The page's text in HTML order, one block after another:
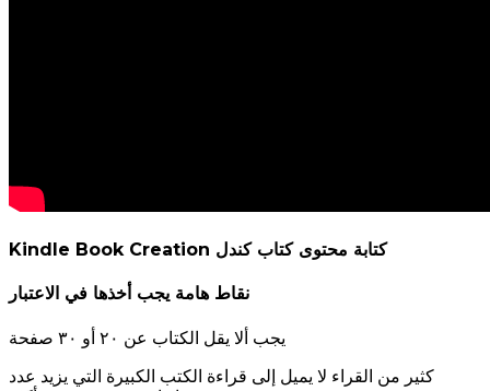
Kindle Book Creation كتابة محتوى كتاب كندل
نقاط هامة يجب أخذها في الاعتبار
يجب ألا يقل الكتاب عن ٢٠ أو ٣٠ صفحة
كثير من القراء لا يميل إلى قراءة الكتب الكبيرة التي يزيد عدد